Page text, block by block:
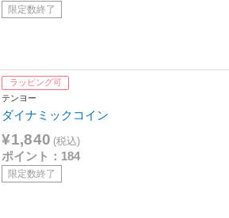
限定数終了
ラッピング可
テンヨー
ダイナミックコイン
¥1,840 (税込)
ポイント：184
限定数終了